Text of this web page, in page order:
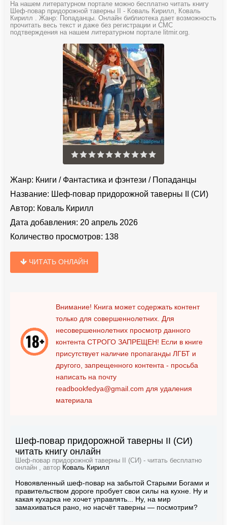
На нашем литературном портале можно бесплатно читать книгу
Шеф-повар придорожной таверны II - Коваль Кирилл, Коваль
Кирилл . Жанр: Попаданцы. Онлайн библиотека дает возможность
прочитать весь текст и даже без регистрации и СМС
подтверждения на нашем литературном портале litmir.org.
Жанр: Книги / Фантастика и фэнтези / Попаданцы
Название: Шеф-повар придорожной таверны II (СИ)
Автор: Коваль Кирилл
Дата добавления: 20 апрель 2026
Количество просмотров: 138
ЧИТАТЬ ОНЛАЙН
Внимание! Книга может содержать контент
только для совершеннолетних. Для
несовершеннолетних просмотр данного
контента СТРОГО ЗАПРЕЩЕН! Если в книге
присутствует наличие пропаганды ЛГБТ и
другого, запрещенного контента - просьба
написать на почту
readbookfedya@gmail.com для удаления
материала
Шеф-повар придорожной таверны II (СИ)
читать книгу онлайн
Шеф-повар придорожной таверны II (СИ) - читать бесплатно
онлайн , автор Коваль Кирилл
Новоявленный шеф-повар на забытой Старыми Богами и
правительством дороге пробует свои силы на кухне. Ну и
какая кухарка не хочет управлять... Ну, на мир
замахиваться рано, но насчёт таверны — посмотрим?